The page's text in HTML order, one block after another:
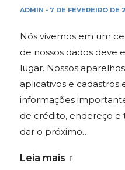
ADMIN - 7 DE FEVEREIRO DE
Nós vivemos em um
de nossos dados deve
lugar. Nossos
aplicativos e cadastros
informações
de crédito, endereço e
dar o próximo…
Leia mais